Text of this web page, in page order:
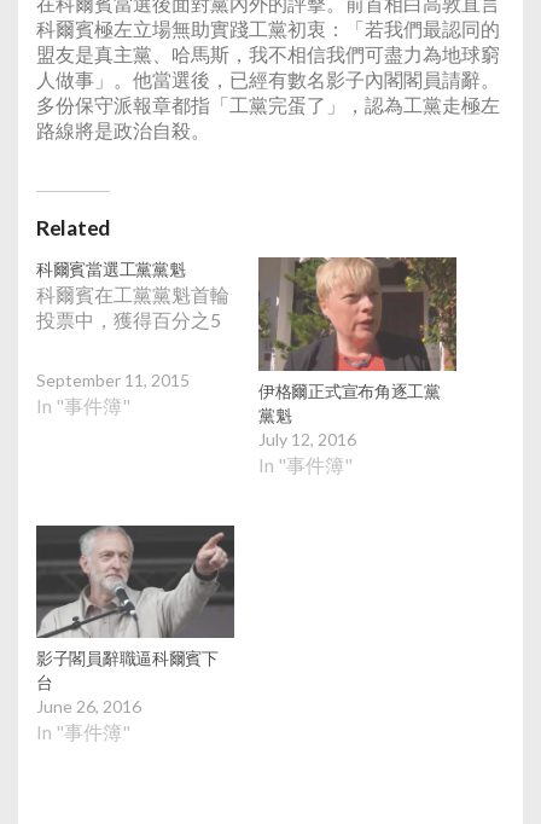
科爾賓極左立場無助實踐工黨初衷：「若我們最認同的
盟友是真主黨、哈馬斯，我不相信我們可盡力為地球窮
人做事」。他當選後，已經有數名影子內閣閣員請辭。
多份保守派報章都指「工黨完蛋了」，認為工黨走極左
路線將是政治自殺。
Related
科爾賓當選工黨黨魁
科爾賓在工黨黨魁首輪
投票中，獲得百分之5
September 11, 2015
In "事件簿"
伊格爾正式宣布角逐工黨
黨魁
July 12, 2016
In "事件簿"
影子閣員辭職逼科爾賓下
台
June 26, 2016
In "事件簿"